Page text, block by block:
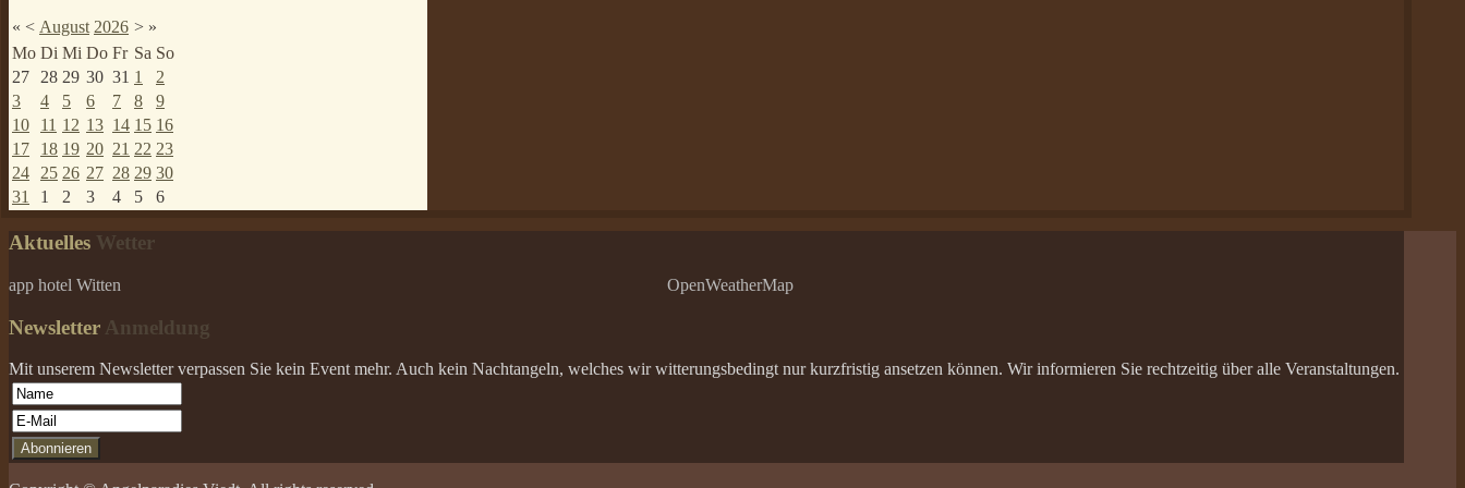
« < August 2026 > »
Mo Di Mi Do Fr Sa So
27 28 29 30 31 1
2
3
4 5 6 7 8
9
10
11 12 13 14 15 16
17
18 19 20 21 22 23
24 25 26 27 28 29 30
31
1 2 3 4 5 6
Aktuelles Wetter
app hotel Witten OpenWeatherMap
Newsletter Anmeldung
Mit unserem Newsletter verpassen Sie kein Event mehr. Auch kein Nachtangeln, welches wir witterungsbedingt nur kurzfristig ansetzen können. Wir informieren Sie rechtzeitig über alle Veranstaltungen.